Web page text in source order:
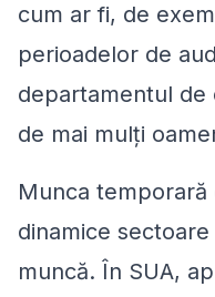
cum ar fi, de
perioadelor de
departamentul de
de mai mulți
Munca
dinamice
muncă. În SUA,